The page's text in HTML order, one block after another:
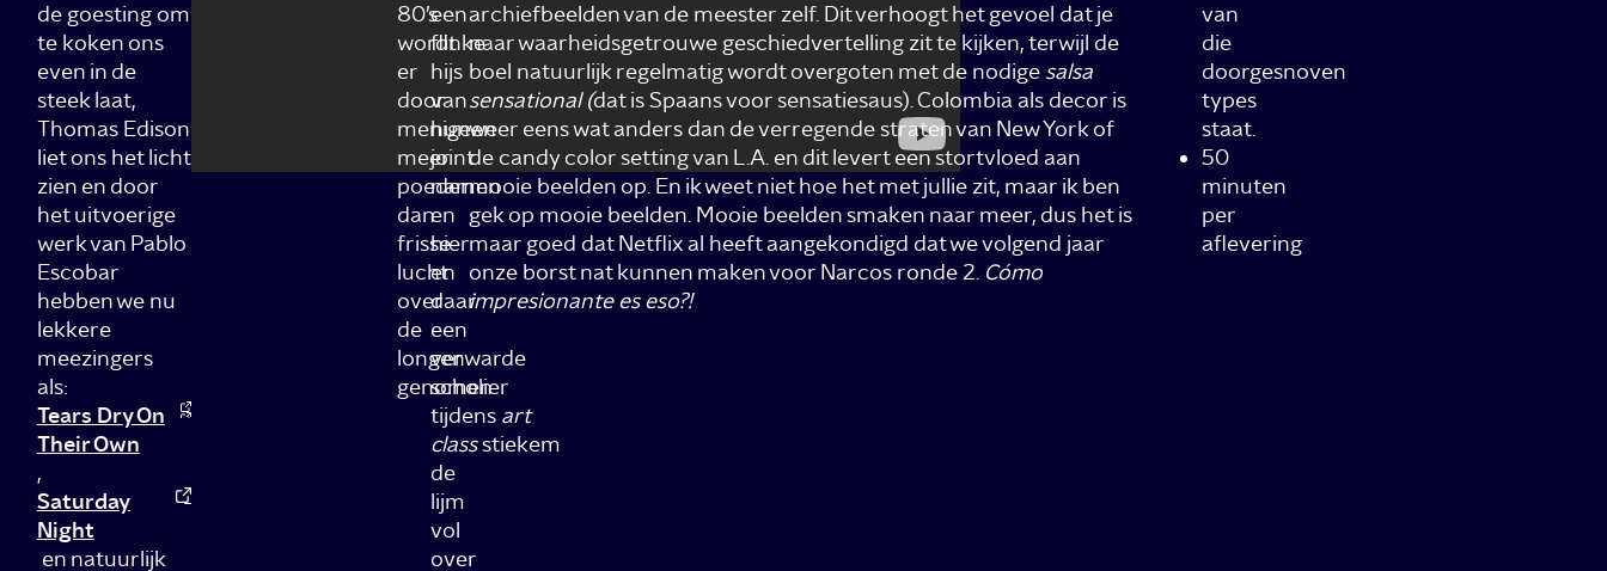
de goesting om
te koken ons
even in de
steek laat,
Thomas Edison
liet ons het licht
zien en door
het uitvoerige
werk van Pablo
Escobar
hebben we nu
lekkere
meezingers
als:
Tears Dry On
Their Own
,
Saturday
Night
en natuurlijk
80’s
wordt
er
door
menigeen
meer
poeder
dan
frisse
lucht
over
de
longen
genomen
een
flinke
hijs
van
hun
joint
namen
en
hier
en
daar
een
verwarde
scholier
tijdens art
classstiekem
de
lijm
vol
over
archiefbeelden van de meester zelf. Dit verhoogt het gevoel dat je
naar waarheidsgetrouwe geschiedvertelling zit te kijken, terwijl de
boel natuurlijk regelmatig wordt overgoten met de nodige salsa
sensational (dat is Spaans voor sensatiesaus). Colombia als decor is
weer eens wat anders dan de verregende straten van New York of
de candy color setting van L.A. en dit levert een stortvloed aan
mooie beelden op. En ik weet niet hoe het met jullie zit, maar ik ben
gek op mooie beelden. Mooie beelden smaken naar meer, dus het is
maar goed dat Netflix al heeft aangekondigd dat we volgend jaar
onze borst nat kunnen maken voor Narcos ronde 2. Cómo
impresionante es eso?!
van
die
doorgesnoven
types
staat.
50
minuten
per
aflevering